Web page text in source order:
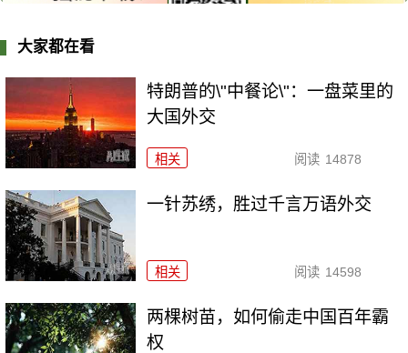
大家都在看
特朗普的\"中餐论\"：一盘菜里的
大国外交
相关 阅读 14878
一针苏绣，胜过千言万语外交
相关 阅读 14598
两棵树苗，如何偷走中国百年霸
权